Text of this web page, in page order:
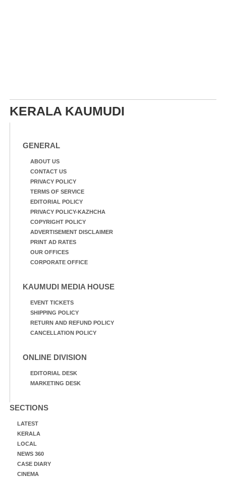
KERALA KAUMUDI
GENERAL
ABOUT US
CONTACT US
PRIVACY POLICY
TERMS OF SERVICE
EDITORIAL POLICY
PRIVACY POLICY-KAZHCHA
COPYRIGHT POLICY
ADVERTISEMENT DISCLAIMER
PRINT AD RATES
OUR OFFICES
CORPORATE OFFICE
KAUMUDI MEDIA HOUSE
EVENT TICKETS
SHIPPING POLICY
RETURN AND REFUND POLICY
CANCELLATION POLICY
ONLINE DIVISION
EDITORIAL DESK
MARKETING DESK
SECTIONS
LATEST
KERALA
LOCAL
NEWS 360
CASE DIARY
CINEMA